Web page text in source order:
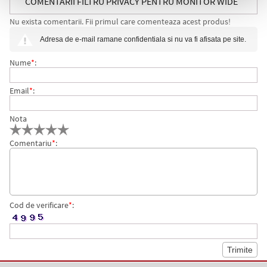
Nu exista comentarii. Fii primul care comenteaza acest produs!
Adresa de e-mail ramane confidentiala si nu va fi afisata pe site.
Nume*:
Email*:
Nota
Comentariu*:
Cod de verificare*: